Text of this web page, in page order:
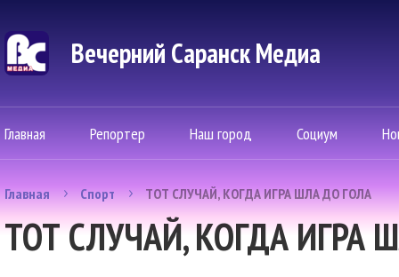
Вечерний Саранск Mедиа
Главная Репортер Наш город Социум
Главная Спорт ТОТ СЛУЧАЙ, КОГДА ИГРА ШЛА ДО ГОЛА
ТОТ СЛУЧАЙ, КОГДА ИГРА